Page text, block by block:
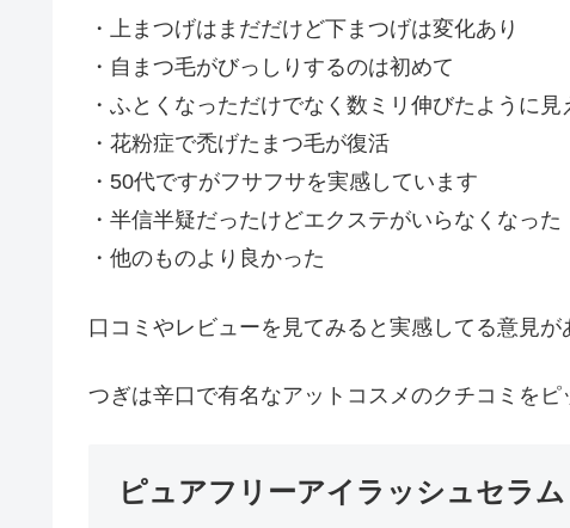
・上まつげはまだだけど下まつげは変化あり
・自まつ毛がびっしりするのは初めて
・ふとくなっただけでなく数ミリ伸びたように
・花粉症で禿げたまつ毛が復活
・50代ですがフサフサを実感しています
・半信半疑だったけどエクステがいらなくなった
・他のものより良かった
口コミやレビューを見てみると実感してる意見が
つぎは辛口で有名なアットコスメのクチコミをピ
ピュアフリーアイラッシュセラ